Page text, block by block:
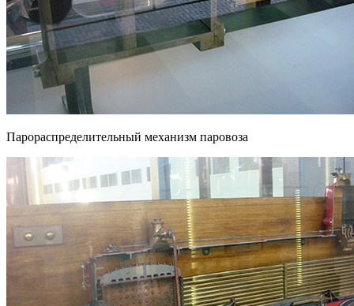
Парораспределительный механизм паровоза